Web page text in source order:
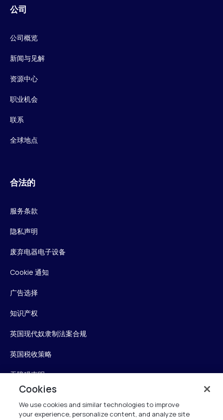
公司
公司概览
新闻与见解
资源中心
职业机会
联系
全球地点
合法的
服务条款
隐私声明
废弃电器电子设备
Cookie 通知
广告选择
知识产权
英国现代奴隶制法案合规
英国税收策略
无障碍声明
信任中心
个性化我的设置
Cookies
We use cookies and similar technologies to improve
your experience, personalize content, and analyze site